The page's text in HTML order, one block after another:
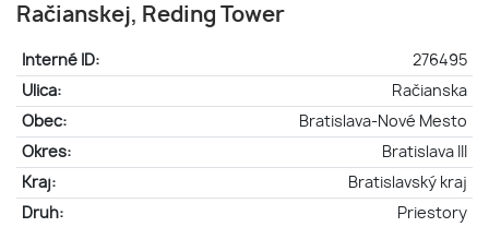
Račianskej, Reding Tower
Interné ID:
276495
Ulica:
Račianska
Obec:
Bratislava-Nové Mesto
Okres:
Bratislava III
Kraj:
Bratislavský kraj
Druh:
Priestory